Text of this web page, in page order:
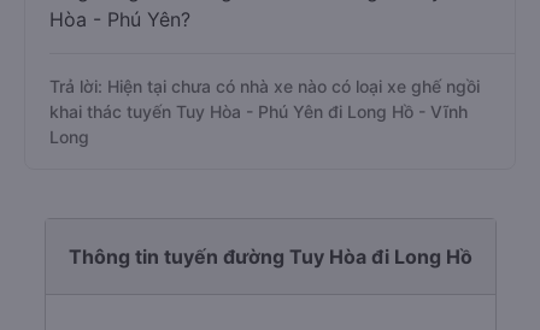
Hòa - Phú Yên?
Trả lời: Hiện tại chưa có nhà xe nào có loại xe ghế ngồi
khai thác tuyến Tuy Hòa - Phú Yên đi Long Hồ - Vĩnh
Long
Thông tin tuyến đường Tuy Hòa đi Long Hồ